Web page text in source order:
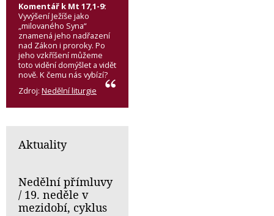
Komentář k Mt 17,1-9:
Vyvýšení Ježíše jako
„milovaného Syna“
znamená jeho nadřazení
nad Zákon i proroky. Po
jeho vzkříšení můžeme
toto vidění domýšlet a vidět
nově. K čemu nás vybízí?
Zdroj: Nedělní liturgie
Aktuality
Nedělní přímluvy
/ 19. neděle v
mezidobí, cyklus